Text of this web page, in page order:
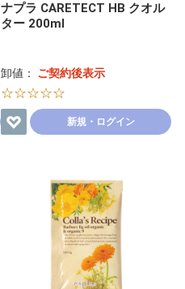
ナプラ CARETECT HB クオル
ター 200ml
卸値： ご契約後表示
☆☆☆☆☆
新規・ログイン